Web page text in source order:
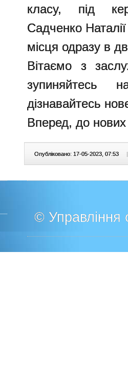
класу, під
Садченко
місця одразу в
Вітаємо з
зупиняйтесь
дізнавайтесь
Вперед, до
Опубліковано: 17-05-2023, 07:53 |
© Управління